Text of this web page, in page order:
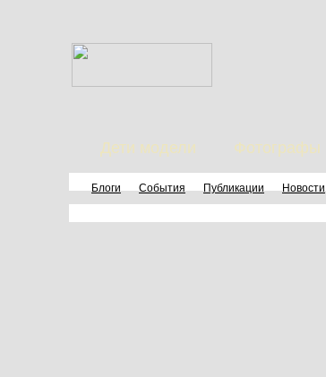
Дети модели Фотографы
Блоги События Публикации Новости